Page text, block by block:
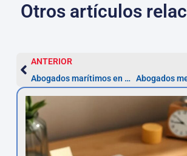
Otros artículos
ANTERIOR
Abogados marítimos en Getafe — valoración 48 h